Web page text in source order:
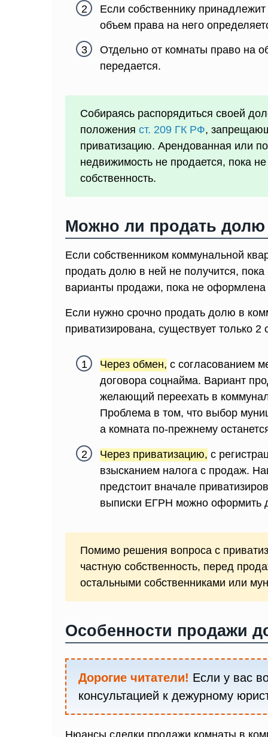
Если собственнику
объем права на него
Отдельно от комнаты право на
передается.
Собираясь распорядиться своей
положения ст. 209 ГК РФ,
приватизацию. Арендованная или
недвижимость не продается, пока
собственность.
Можно ли продать
Если собственником коммунальной
продать долю в ней не получится,
варианты продажи, пока не оформлена
Если нужно срочно продать долю в
приватизирована, существует только
Через обмен, с согласованием
договора соцнайма. Вариант
желающий переехать в
Проблема в том, что выбор
а комната по-прежнему
Через приватизацию, с
взысканием налога с продаж.
предстоит вначале
выписки ЕГРН можно оформить
Помимо решения вопроса с
частную собственность, перед
остальными собственниками или
Особенности продажи
Дорогие читатели! Если у вас
консультацией к дежурному
Нюансы сделки продажи комнаты в